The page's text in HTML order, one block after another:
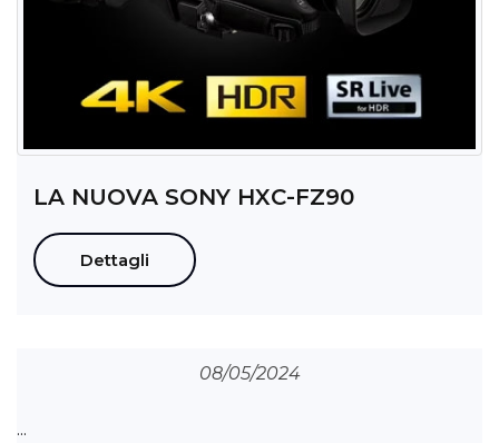
LA NUOVA SONY HXC-FZ90
Dettagli
08/05/2024
...